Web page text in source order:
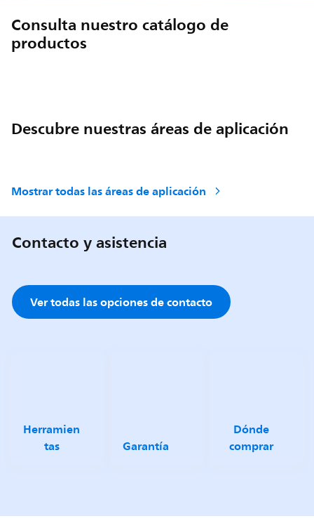
Consulta nuestro catálogo de
productos
Descubre nuestras áreas de aplicación
Mostrar todas las áreas de aplicación
Contacto y asistencia
Ver todas las opciones de contacto
Herramien
tas
Garantía
Dónde
comprar